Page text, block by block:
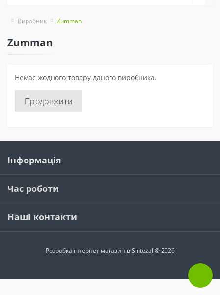
Виробник Zumman
Zumman
Немає жодного товару даного виробника.
Продовжити
Інформація
Час роботи
Наші контакти
Розробка інтернет магазинівSintezal © 2026